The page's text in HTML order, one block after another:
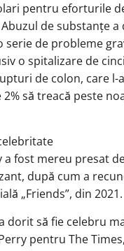
pentru eforturile
de substanțe a
serie de probleme
o spitalizare de
de colon, care l-
2% să treacă peste
a fost mereu presat
după cum a
„Friends”, din 2021.
dorit să fie celebru
pentru The